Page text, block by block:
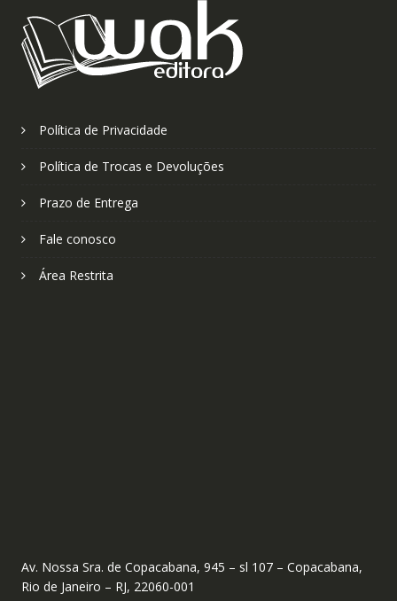
Política de Privacidade
Política de Trocas e Devoluções
Prazo de Entrega
Fale conosco
Área Restrita
Av. Nossa Sra. de Copacabana, 945 – sl 107 – Copacabana,
Rio de Janeiro – RJ, 22060-001